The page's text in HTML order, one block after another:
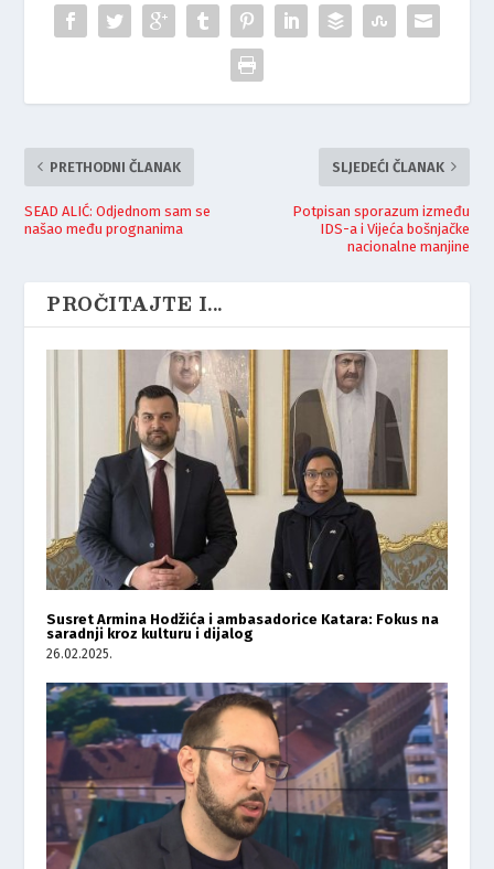
PRETHODNI ČLANAK
SEAD ALIĆ: Odjednom sam se
našao među prognanima
SLJEDEĆI ČLANAK
Potpisan sporazum između
IDS-a i Vijeća bošnjačke
nacionalne manjine
PROČITAJTE I...
Susret Armina Hodžića i ambasadorice Katara: Fokus na
saradnji kroz kulturu i dijalog
26.02.2025.